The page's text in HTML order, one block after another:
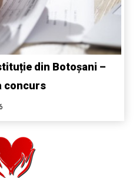
din Botoșani –
concurs